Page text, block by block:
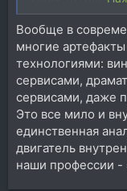
то квадратных
задача. и в
инженера! НО ии
расчетов! там
разница.
само собой что в
какие то
успехом решить
остается.
Вообще в
многие
технологиями:
сервисами,
сервисами, даже
Это все мило и
единственная
двигатель
наши профессии -